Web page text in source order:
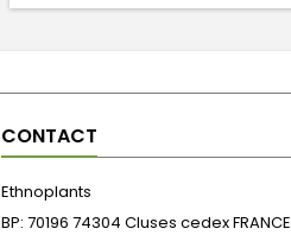
CONTACT
Ethnoplants
BP: 70196 74304 Cluses cedex FRANCE